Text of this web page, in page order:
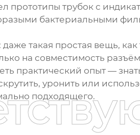
прототипы трубок с
бактериальными
даже такая простая вещь,
на совместимость
практический опыт —
уронить или
подходящего.